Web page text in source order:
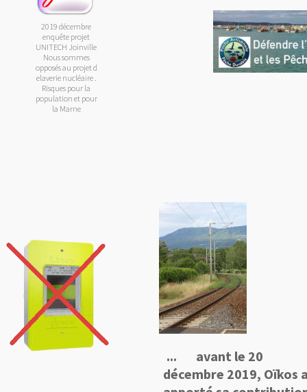
2019 décembre
enquête projet
UNITECH Joinville
Nous sommes
opposés au projet d
elaverie nucléaire .
Risques pour la
population et pour
la Marne
... avant le 20
décembre 2019, Oïkos